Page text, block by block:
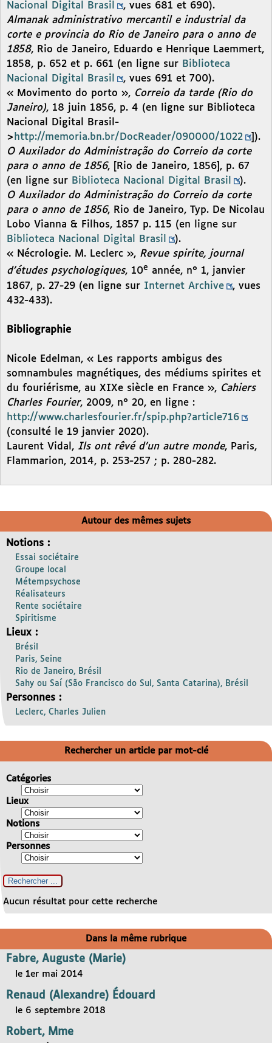
Nacional Digital Brasil
, vues 681 et 690).
Almanak administrativo mercantil e industrial da
corte e provincia do Rio de Janeiro para o anno de
1858, Rio de Janeiro, Eduardo e Henrique Laemmert,
1858, p. 652 et p. 661 (en ligne sur Biblioteca
Nacional Digital Brasil
, vues 691 et 700).
« Movimento do porto », Correio da tarde (Rio do
Janeiro), 18 juin 1856, p. 4 (en ligne sur Biblioteca
Nacional Digital Brasil-
> http://memoria.bn.br/DocReader/090000/1022
]).
O Auxilador do Administração do Correio da corte
para o anno de 1856, [Rio de Janeiro, 1856], p. 67
(en ligne sur Biblioteca Nacional Digital Brasil
).
O Auxilador do Administração do Correio da corte
para o anno de 1856, Rio de Janeiro, Typ. De Nicolau
Lobo Vianna & Filhos, 1857 p. 115 (en ligne sur
Biblioteca Nacional Digital Brasil
).
« Nécrologie. M. Leclerc », Revue spirite, journal
d’études psychologiques, 10e année, n° 1, janvier
1867, p. 27-29 (en ligne sur Internet Archive
, vues
432-433).
Bibliographie
Nicole Edelman, « Les rapports ambigus des
somnambules magnétiques, des médiums spirites et
du fouriérisme, au XIXe siècle en France », Cahiers
Charles Fourier, 2009, n° 20, en ligne :
http://www.charlesfourier.fr/spip.php?article716
(consulté le 19 janvier 2020).
Laurent Vidal, Ils ont rêvé d’un autre monde, Paris,
Flammarion, 2014, p. 253-257 ; p. 280-282.
Autour des mêmes sujets
Notions :
Essai sociétaire
Groupe local
Métempsychose
Réalisateurs
Rente sociétaire
Spiritisme
Lieux :
Brésil
Paris, Seine
Rio de Janeiro, Brésil
Sahy ou Saí (São Francisco do Sul, Santa Catarina), Brésil
Personnes :
Leclerc, Charles Julien
Rechercher un article par mot-clé
Catégories
Lieux
Notions
Personnes
Aucun résultat pour cette recherche
Dans la même rubrique
Fabre, Auguste (Marie)
le 1er mai 2014
Renaud (Alexandre) Édouard
le 6 septembre 2018
Robert, Mme